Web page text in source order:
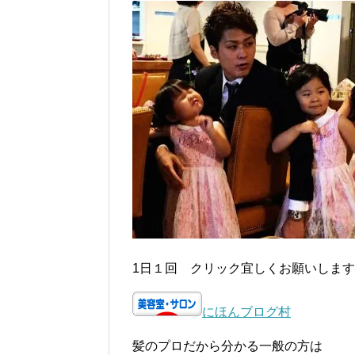
1日１回 クリック宜しくお願いしま
にほんブログ村
髪のプロだから分かる一般の方は